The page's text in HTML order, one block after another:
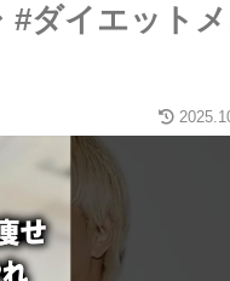
#ダイエット